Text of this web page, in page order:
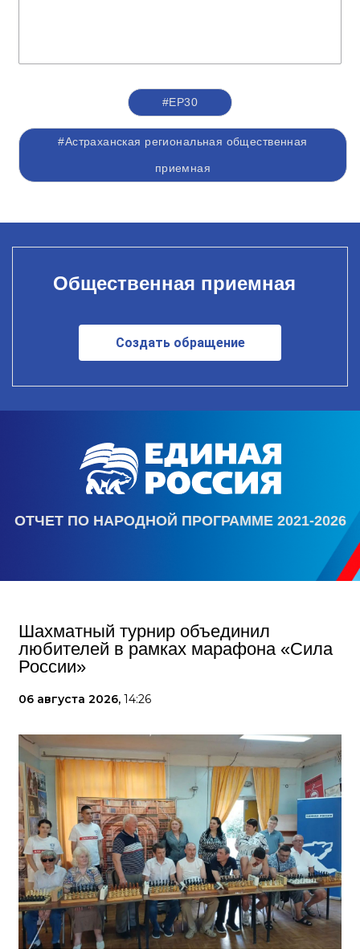
#ЕР30
#Астраханская региональная общественная
приемная
Общественная приемная
Создать обращение
ОТЧЕТ ПО НАРОДНОЙ ПРОГРАММЕ 2021-2026
Шахматный турнир объединил
любителей в рамках марафона «Сила
России»
06 августа 2026, 14:26